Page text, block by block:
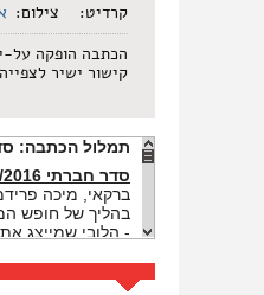
קרדיט:
צילום:
הכתבה הופקה על-
קישור ישיר
תמלול הכתבה:
סדר חברתי 8/3/2016
ברקאי, מיכה
בהליך של חופש
- הלובי שמייצג
בגלל האנשים